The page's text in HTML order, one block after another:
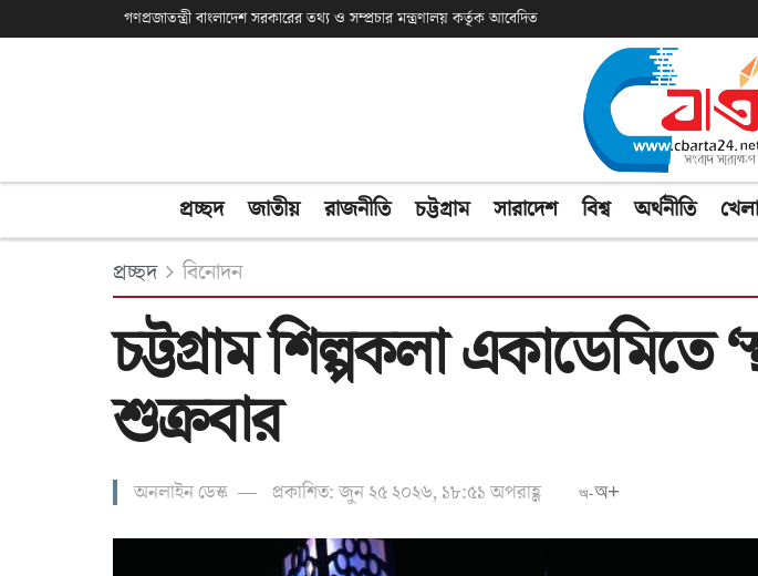
গণপ্রজাতন্ত্রী বাংলাদেশ সরকারের তথ্য ও সম্প্রচার মন্ত্রণালয় কর্তৃক আবেদিত
প্রচ্ছদ জাতীয় রাজনীতি চট্টগ্রাম সারাদেশ বিশ্ব অর্থনীতি
প্রচ্ছদ বিনোদন
চট্টগ্রাম শিল্পকলা একাডেমিতে
শুক্রবার
অনলাইন ডেস্ক প্রকাশিত: জুন ২৫ ২০২৬, ১৮:৫১ অপরাহ্ণ অ-অ+